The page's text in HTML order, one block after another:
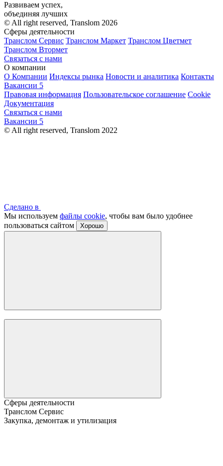
Развиваем успех,
объединяя лучших
© All right reserved, Translom 2026
Сферы деятельности
Транслом Сервис Транслом Маркет Транслом Цветмет
Транслом Втормет
Связаться с нами
О компании
О Компании Индексы рынка Новости и аналитика Контакты
Вакансии 5
Правовая информация Пользовательское соглашение Cookie
Документация
Связаться с нами
Вакансии 5
© All right reserved, Translom 2022
Сделано в
Мы используем файлы cookie, чтобы вам было удобнее
пользоваться сайтом
Хорошо
Сферы деятельности
Транслом Сервис
Закупка, демонтаж и утилизация